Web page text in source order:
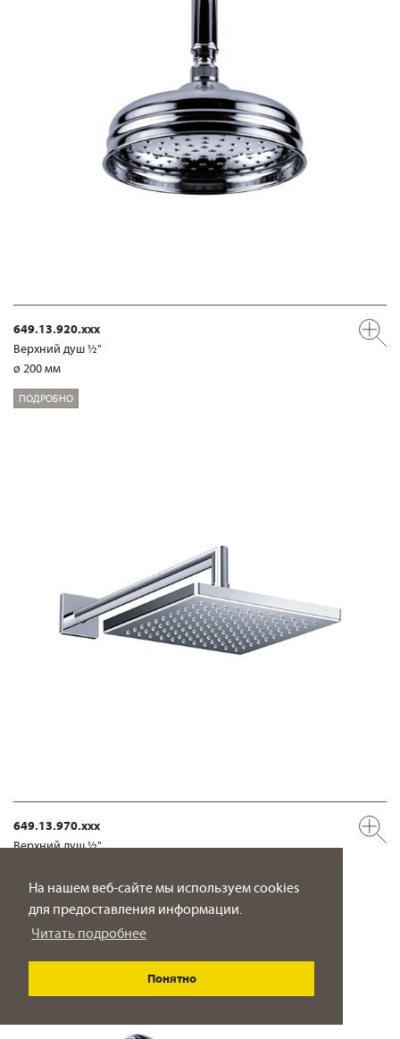
На нашем веб-сайте мы используем cookies
для предоставления информации.
Читать подробнее
Понятно
649.13.920.xxx
Верхний душ ½"
ø 200 мм
ПОДРОБНО
649.13.970.xxx
Верхний душ ½"
ПОДРОБНО